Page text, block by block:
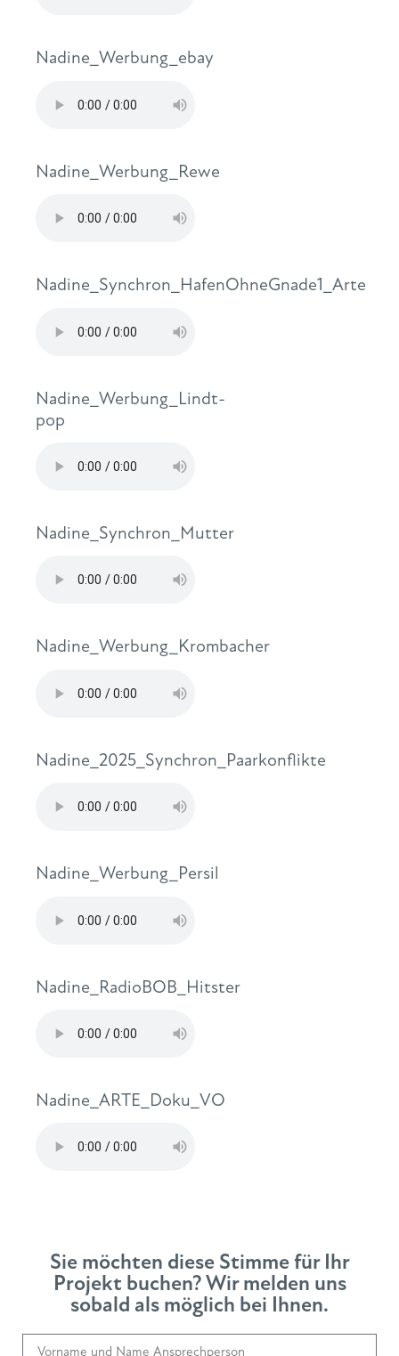
Nadine_Werbung_ebay
Nadine_Werbung_Rewe
Nadine_Synchron_HafenOhneGnade1_Arte
Nadine_Werbung_Lindt-
pop
Nadine_Synchron_Mutter
Nadine_Werbung_Krombacher
Nadine_2025_Synchron_Paarkonflikte
Nadine_Werbung_Persil
Nadine_RadioBOB_Hitster
Nadine_ARTE_Doku_VO
Sie möchten diese Stimme für Ihr
Projekt buchen? Wir melden uns
sobald als möglich bei Ihnen.